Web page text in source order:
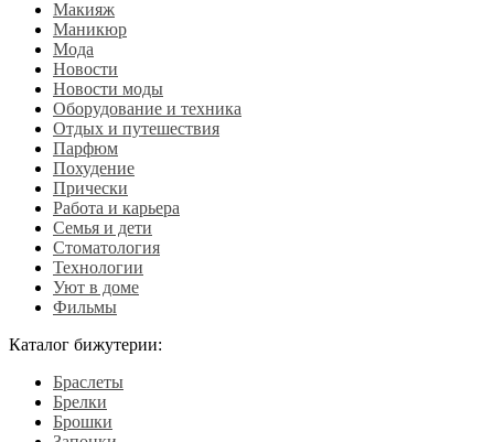
Макияж
Маникюр
Мода
Новости
Новости моды
Оборудование и техника
Отдых и путешествия
Парфюм
Похудение
Прически
Работа и карьера
Семья и дети
Стоматология
Технологии
Уют в доме
Фильмы
Каталог бижутерии:
Браслеты
Брелки
Брошки